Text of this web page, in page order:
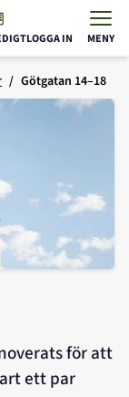
LOGGA IN MENY
Götgatan 14–18
för att
ett par